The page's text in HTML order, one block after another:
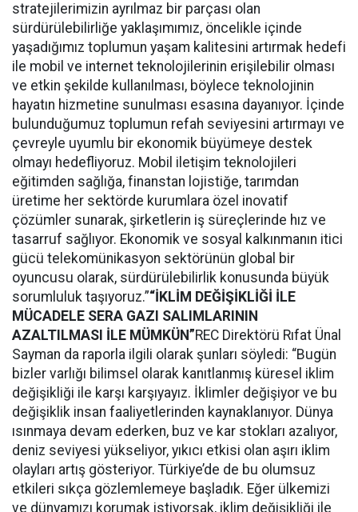
stratejilerimizin ayrılmaz bir parçası olan
sürdürülebilirliğe yaklaşımımız, öncelikle içinde
yaşadığımız toplumun yaşam kalitesini artırmak hedefi
ile mobil ve internet teknolojilerinin erişilebilir olması
ve etkin şekilde kullanılması, böylece teknolojinin
hayatın hizmetine sunulması esasına dayanıyor. İçinde
bulunduğumuz toplumun refah seviyesini artırmayı ve
çevreyle uyumlu bir ekonomik büyümeye destek
olmayı hedefliyoruz. Mobil iletişim teknolojileri
eğitimden sağlığa, finanstan lojistiğe, tarımdan
üretime her sektörde kurumlara özel inovatif
çözümler sunarak, şirketlerin iş süreçlerinde hız ve
tasarruf sağlıyor. Ekonomik ve sosyal kalkınmanın itici
gücü telekomünikasyon sektörünün global bir
oyuncusu olarak, sürdürülebilirlik konusunda büyük
sorumluluk taşıyoruz.”“İKLİM DEĞİŞİKLİĞİ İLE
MÜCADELE SERA GAZI SALIMLARININ
AZALTILMASI İLE MÜMKÜN”REC Direktörü Rıfat Ünal
Sayman da raporla ilgili olarak şunları söyledi: “Bugün
bizler varlığı bilimsel olarak kanıtlanmış küresel iklim
değişikliği ile karşı karşıyayız. İklimler değişiyor ve bu
değişiklik insan faaliyetlerinden kaynaklanıyor. Dünya
ısınmaya devam ederken, buz ve kar stokları azalıyor,
deniz seviyesi yükseliyor, yıkıcı etkisi olan aşırı iklim
olayları artış gösteriyor. Türkiye’de de bu olumsuz
etkileri sıkça gözlemlemeye başladık. Eğer ülkemizi
ve dünyamızı korumak istiyorsak, iklim değişikliği ile